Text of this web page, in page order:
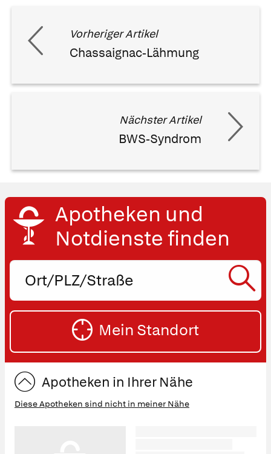
Vorheriger Artikel
Chassaignac-Lähmung
Nächster Artikel
BWS-Syndrom
Apotheken und
Notdienste finden
Ort,
oder
Straße
Mein Standort
Apotheken in Ihrer Nähe
Diese Apotheken sind nicht in meiner Nähe